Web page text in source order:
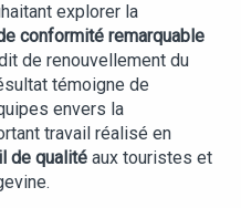
explorer la
conformité remarquable
de renouvellement du
témoigne de
envers la
travail réalisé en
de qualité aux touristes et